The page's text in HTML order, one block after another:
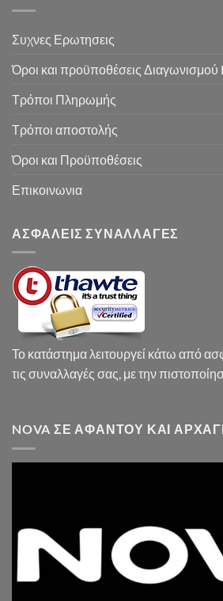
Συχνες Ερωτησεις
Όροι και προϋποθέσεις
Τρόποι Πληρωμής
Τρόποι αποστολής
Όροι και Προϋποθέσεις
Επικοινωνια
ΑΣΦΑΛΕΙΣ ΣΥΝΑΛΛΑΓΕΣ
Το κατάστημα λειτουργεί κάτω από
τις συναλλαγές σας, με την
NOVA ΣΕ ΑΦΆΝΤΟΥ ΚΑΙ